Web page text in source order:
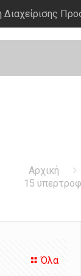
Διαχείρισης
Αρχική
15
Όλα